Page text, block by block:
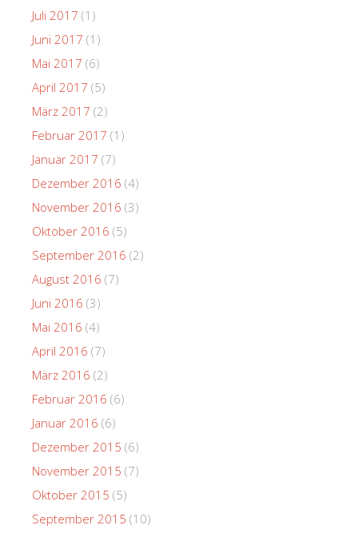
Juli 2017 (1)
Juni 2017 (1)
Mai 2017 (6)
April 2017 (5)
März 2017 (2)
Februar 2017 (1)
Januar 2017 (7)
Dezember 2016 (4)
November 2016 (3)
Oktober 2016 (5)
September 2016 (2)
August 2016 (7)
Juni 2016 (3)
Mai 2016 (4)
April 2016 (7)
März 2016 (2)
Februar 2016 (6)
Januar 2016 (6)
Dezember 2015 (6)
November 2015 (7)
Oktober 2015 (5)
September 2015 (10)